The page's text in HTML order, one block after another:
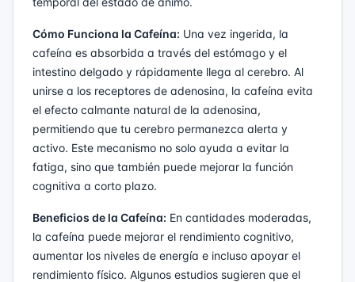
Cómo Funciona la Cafeína: Una vez ingerida, la
cafeína es absorbida a través del estómago y el
intestino delgado y rápidamente llega al cerebro. Al
unirse a los receptores de adenosina, la cafeína evita
el efecto calmante natural de la adenosina,
permitiendo que tu cerebro permanezca alerta y
activo. Este mecanismo no solo ayuda a evitar la
fatiga, sino que también puede mejorar la función
cognitiva a corto plazo.
Beneficios de la Cafeína: En cantidades moderadas,
la cafeína puede mejorar el rendimiento cognitivo,
aumentar los niveles de energía e incluso apoyar el
rendimiento físico. Algunos estudios sugieren que el